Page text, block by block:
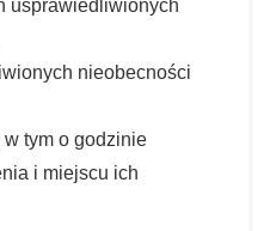
usprawiedliwionych
nieobecności
w tym o godzinie
i miejscu ich